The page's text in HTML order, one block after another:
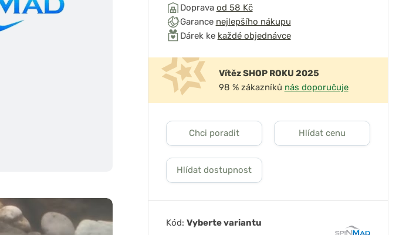
Doprava od 58 Kč
Garance nejlepšího nákupu
Dárek ke každé objednávce
Vítěz SHOP ROKU 2025
98 % zákazníků nás doporučuje
Chci poradit Hlídat cenu
Hlídat dostupnost
Kód: Vyberte variantu